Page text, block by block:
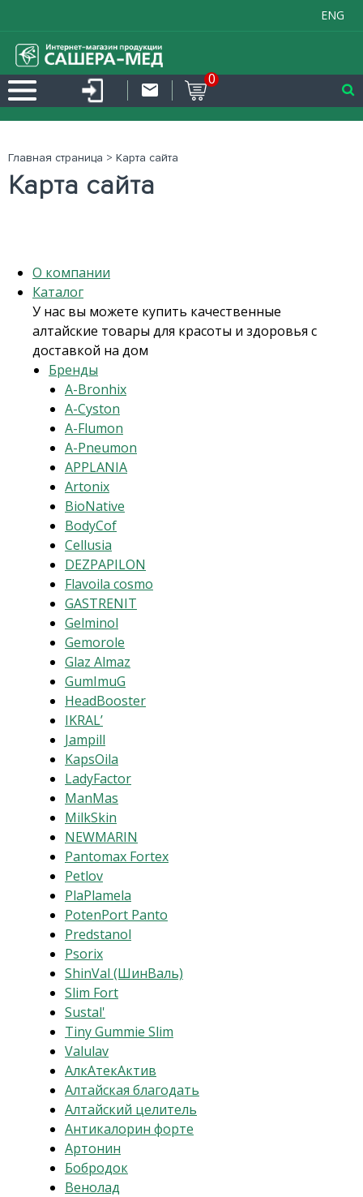
ENG
0
Главная страница > Карта сайта
Карта сайта
О компании
Каталог
У нас вы можете купить качественные
алтайские товары для красоты и здоровья с
доставкой на дом
Бренды
A-Bronhix
A-Cyston
A-Flumon
A-Pneumon
APPLANIA
Artonix
BioNative
BodyCof
Cellusia
DEZPAPILON
Flavoila cosmo
GASTRENIT
Gelminol
Gemorole
Glaz Almaz
GumImuG
HeadBooster
IKRAL’
Jampill
KapsOila
LadyFactor
ManMas
MilkSkin
NEWMARIN
Pantomax Fortex
Petlov
PlaPlamela
PotenPort Panto
Predstanol
Psorix
ShinVal (ШинВаль)
Slim Fort
Sustal'
Tiny Gummie Slim
Valulav
АлкАтекАктив
Алтайская благодать
Алтайский целитель
Антикалорин форте
Артонин
Бобродок
Венолад